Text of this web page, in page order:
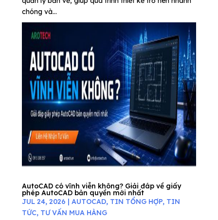
chóng và...
AutoCAD có vĩnh viễn không? Giải đáp về giấy
phép AutoCAD bản quyền mới nhất
JUL 24, 2026 | AUTOCAD, TIN TỔNG HỢP, TIN
TỨC, TƯ VẤN MUA HÀNG